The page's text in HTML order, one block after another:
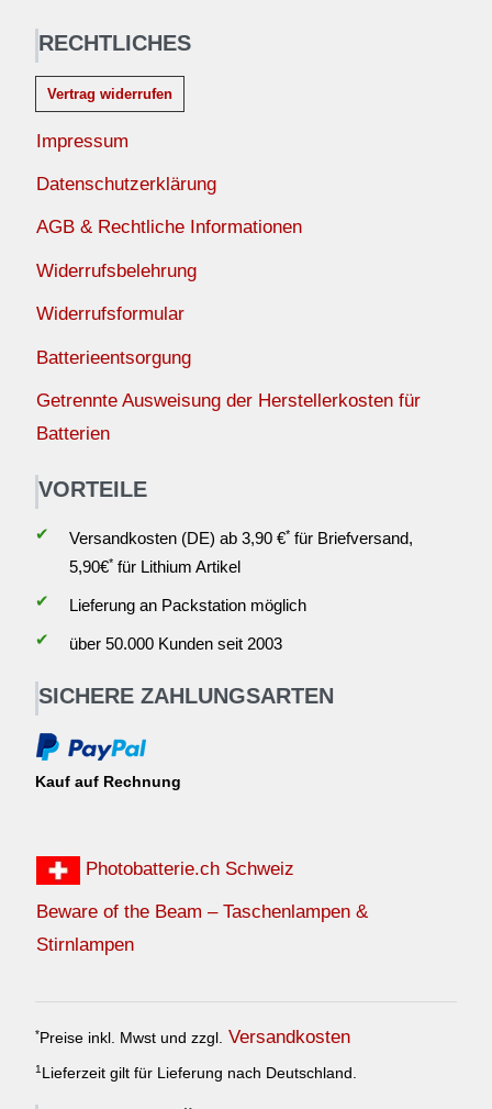
RECHTLICHES
Vertrag widerrufen
Impressum
Datenschutzerklärung
AGB & Rechtliche Informationen
Widerrufsbelehrung
Widerrufsformular
Batterieentsorgung
Getrennte Ausweisung der Herstellerkosten für
Batterien
VORTEILE
✔ Versandkosten (DE) ab 3,90 €*für Briefversand,
5,90€*für Lithium Artikel
✔
Lieferung an Packstation möglich
✔
über 50.000 Kunden seit 2003
SICHERE ZAHLUNGSARTEN
Kauf auf Rechnung
Photobatterie.ch Schweiz
Beware of the Beam – Taschenlampen &
Stirnlampen
* Preise inkl. Mwst und zzgl. Versandkosten
1 Lieferzeit gilt für Lieferung nach Deutschland.